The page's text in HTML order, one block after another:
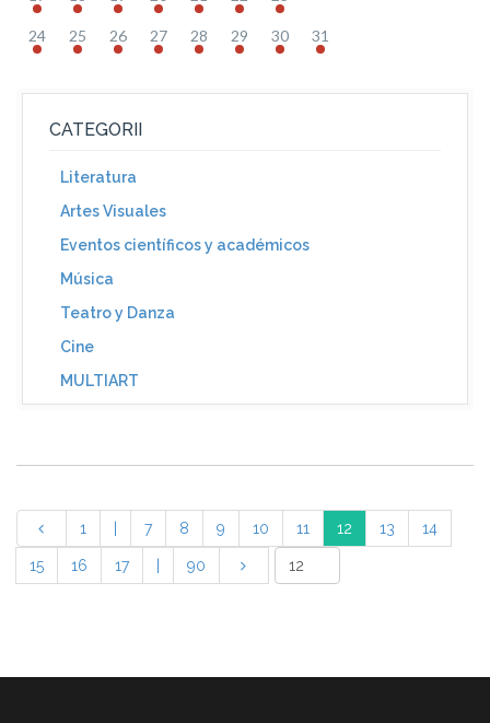
24 25 26 27 28 29 30 31
CATEGORII
Literatura
Artes Visuales
Eventos científicos y académicos
Música
Teatro y Danza
Cine
MULTIART
1 7 8 9 10 11 12 13 14
15 16 17 90